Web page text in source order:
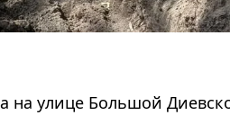
на улице Большой